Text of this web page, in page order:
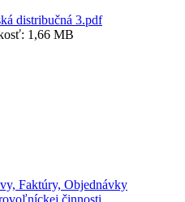
distribučná 3.pdf
1,66 MB
Faktúry, Objednávky